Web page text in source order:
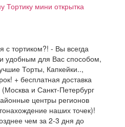
Тортику мини открытка
с тортиком?! - Вы всегда
удобным для Вас способом,
Торты, Капкейки..,
+ бесплатная доставка
и Санкт-Петербург
центры регионов
наших точек)!
чем за 2-3 дня до